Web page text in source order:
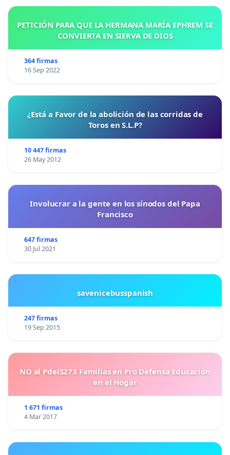
PETICIÓN PARA QUE LA HERMANA MARÍA EPHREM SE
CONVIERTA EN SIERVA DE DIOS
364 firmas
16 Sep 2022
¿Está a Favor de la abolición de las corridas de
Toros en S.L.P?
10 447 firmas
26 May 2012
Involucrar a la gente en los sínodos del Papa
Francisco
647 firmas
30 Jul 2021
savenicebusspanish
247 firmas
19 Sep 2015
NO al PdelS273 Familias en Pro Defensa Educación
en el Hogar
1 671 firmas
4 Mar 2017